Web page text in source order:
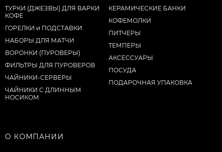
ТУРКИ (ДЖЕЗВЫ) ДЛЯ ВАРКИ
КОФЕ
ГОРЕЛКИ и ПОДСТАВКИ
НАБОРЫ ДЛЯ МАТЧИ
ВОРОНКИ (ПУРОВЕРЫ)
ФИЛЬТРЫ ДЛЯ ПУРОВЕРОВ
ЧАЙНИКИ-СЕРВЕРЫ
ЧАЙНИКИ С ДЛИННЫМ
НОСИКОМ
КЕРАМИЧЕСКИЕ БАНКИ
КОФЕМОЛКИ
ПИТЧЕРЫ
ТЕМПЕРЫ
АКСЕССУАРЫ
ПОСУДА
ПОДАРОЧНАЯ УПАКОВКА
О КОМПАНИИ